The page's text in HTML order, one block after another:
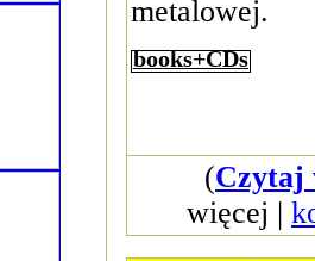
metalowej.
books+CDs
(Czytaj
więcej |